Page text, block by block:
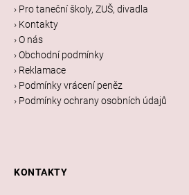
› Pro taneční školy, ZUŠ, divadla
› Kontakty
› O nás
› Obchodní podmínky
› Reklamace
› Podmínky vrácení peněz
› Podmínky ochrany osobních údajů
KONTAKTY